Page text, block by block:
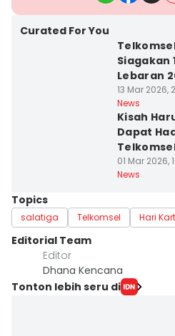
Curated For You
Siagakan
Lebaran
13 Mar 2026,
News
Kisah
Dapat
01 Mar 2026,
News
Topics
salatiga Telkomsel Hari
Editorial Team
Editor
Dhana Kencana
Tonton lebih seru di